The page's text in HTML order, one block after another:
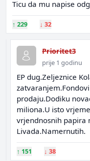
Ticu da mu napise
↑ 229 ↓ 32
Prioritet3
prije 1 godinu
EP dug.Zeljeznice
prodaju.Dodiku
miliona.U isto
vrjendnosnih papira
Livada.Namernutih.
↑ 151 ↓ 38